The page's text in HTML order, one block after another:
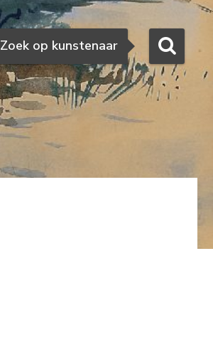
Zoeken
Zoek op kunstenaar